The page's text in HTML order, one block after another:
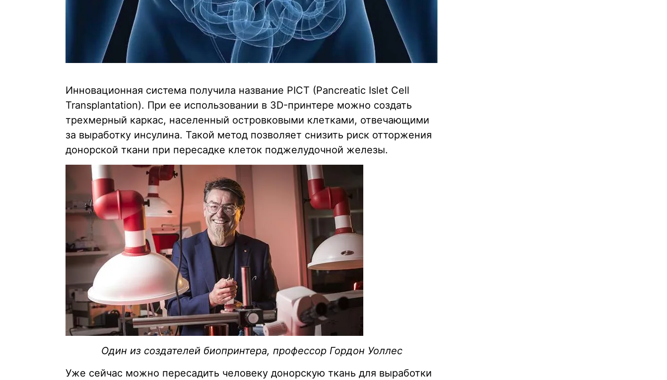
Инновационная система получила название PICT (Pancreatic Islet Cell
Transplantation). При ее использовании в 3D-принтере можно создать
трехмерный каркас, населенный островковыми клетками, отвечающими
за выработку инсулина. Такой метод позволяет снизить риск отторжения
донорской ткани при пересадке клеток поджелудочной железы.
Один из создателей биопринтера, профессор Гордон Уоллес
Уже сейчас можно пересадить человеку донорскую ткань для выработки